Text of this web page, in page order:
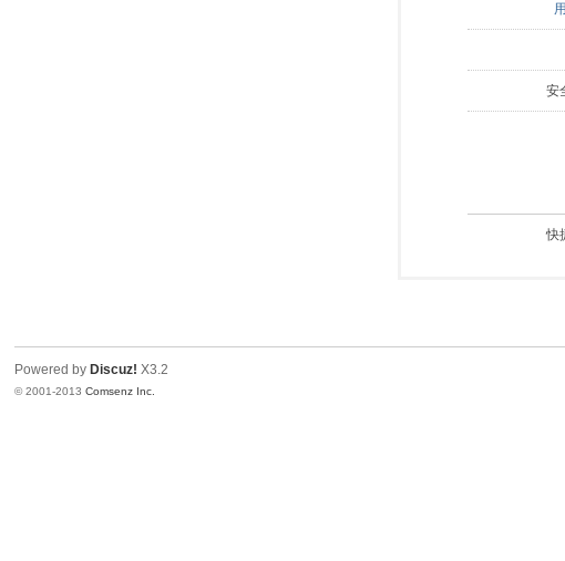
安
快
Powered by Discuz! X3.2
© 2001-2013Comsenz Inc.